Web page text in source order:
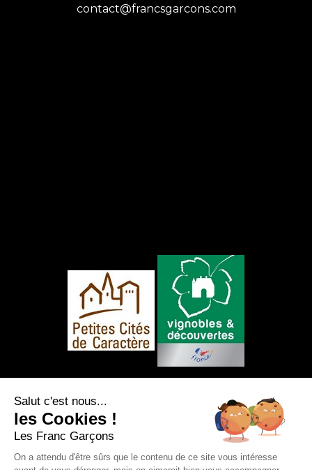
contact@francsgarcons.com
Salut c'est nous...
les Cookies !
Les Franc Garçons
On a attendu d'être sûrs que le contenu de ce site vous intéresse